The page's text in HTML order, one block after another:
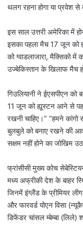
थलग रहना होगा या प्रवेश से
इस साल उत्तरी अमेरिका में
इसका पहला मैच 17 जून को
को ग्वाडलाजारा, मैक्सिको
उज्बेकिस्तान के खिलाफ मैच
गिउलियानी ने ईएसपीएन को
11 जून को ह्यूस्टन आने से
रखनी चाहिए।” “हमने
बुलबुले को बनाए रखने की
सक्षम नहीं होने का जोखिम
फ्रांसीसी मुख्य कोच
मध्य अफ्रीकी देश के बाहर
जिनमें इंग्लैंड के प्रीमियर
और फारवर्ड योएन विसा
डिफेंडर चांसल ⁠म्बेम्बा (लिले)